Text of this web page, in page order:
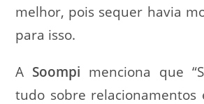
melhor, pois sequer havia
para isso.
A Soompi menciona que
tudo sobre relacionamentos